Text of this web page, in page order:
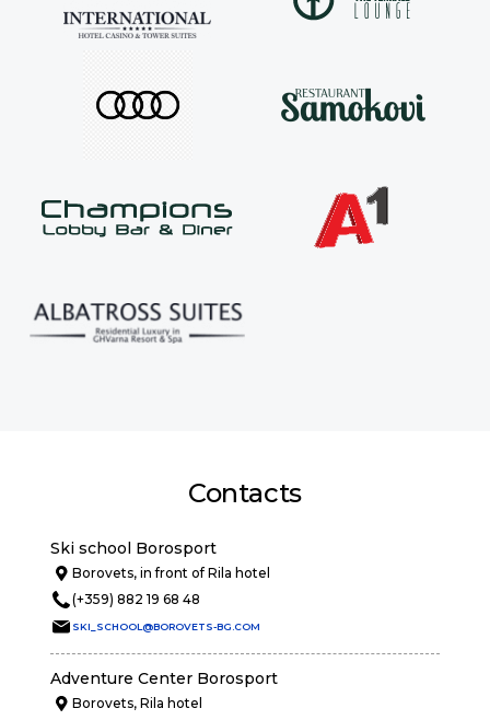
Contacts
Ski school Borosport
Borovets, in front of Rila hotel
(+359) 882 19 68 48
SKI_SCHOOL@BOROVETS-BG.COM
Adventure Center Borosport
Borovets, Rila hotel